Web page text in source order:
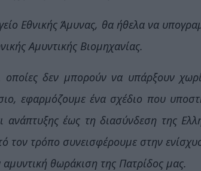
Εθνικής Άμυνας, θα ήθελα να
Αμυντικής Βιομηχανίας.
οποίες δεν μπορούν να υπάρξουν
εφαρμόζουμε ένα σχέδιο που
έως τη διασύνδεση της
τον τρόπο συνεισφέρουμε στην
θωράκιση της Πατρίδος μας.